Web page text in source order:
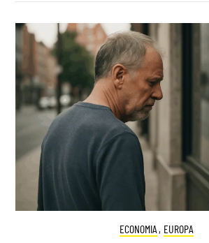
ECONOMIA , EUROPA